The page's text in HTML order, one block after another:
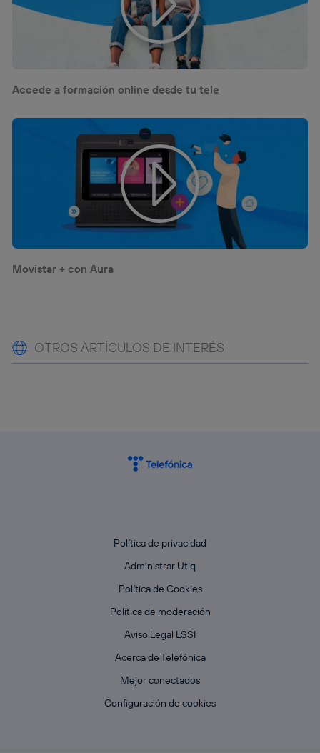
Accede a formación online desde tu tele
Movistar + con Aura
OTROS ARTÍCULOS DE INTERÉS
Política de privacidad
Administrar Utiq
Política de Cookies
Política de moderación
Aviso Legal LSSI
Acerca de Telefónica
Mejor conectados
Configuración de cookies